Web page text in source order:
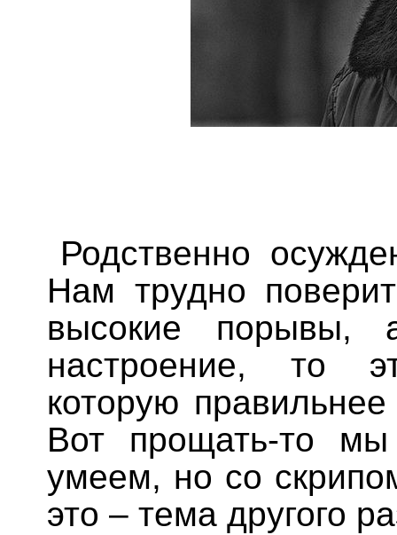
Родственно
Нам трудно
высокие порывы,
настроение, то
которую
Вот прощать-то
умеем, но со
это – тема другого